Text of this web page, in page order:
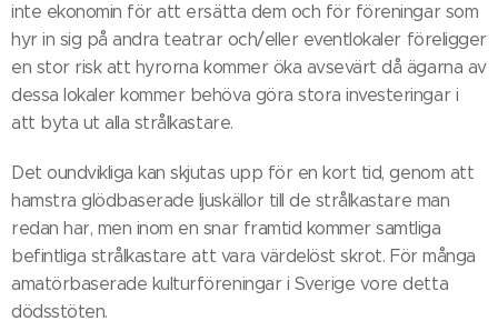
inte ekonomin för att ersätta dem och för föreningar som
hyr in sig på andra teatrar och/eller eventlokaler föreligger
en stor risk att hyrorna kommer öka avsevärt då ägarna av
dessa lokaler kommer behöva göra stora investeringar i
att byta ut alla strålkastare.
Det oundvikliga kan skjutas upp för en kort tid, genom att
hamstra glödbaserade ljuskällor till de strålkastare man
redan har, men inom en snar framtid kommer samtliga
befintliga strålkastare att vara värdelöst skrot. För många
amatörbaserade kulturföreningar i Sverige vore detta
dödsstöten.